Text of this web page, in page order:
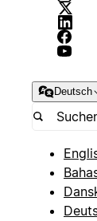
Deutsch